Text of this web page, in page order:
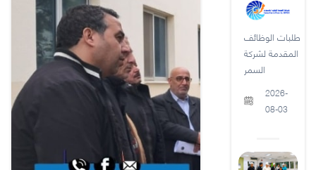
طلبات الوظائف
المقدمة لشركة
السمر
2026-
08-03